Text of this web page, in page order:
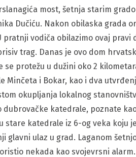
most, šetnja starim
Dučiću. Nakon obilaska grada
pratnji vodiča obilazimo ovaj pravi
trag. Danas je ovo dom
protežu u dužini oko 2
Minčeta i Bokar, kao i dva
okupljanja lokalnog
katedrale, poznate
stare katedrale iz 6-og veka koju
glavni ulaz u grad. Laganom
nekada kao svojevrsni